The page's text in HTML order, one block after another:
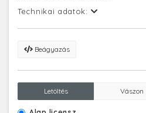
Technikai adatok:
Beágyazás
Letöltés Vászon